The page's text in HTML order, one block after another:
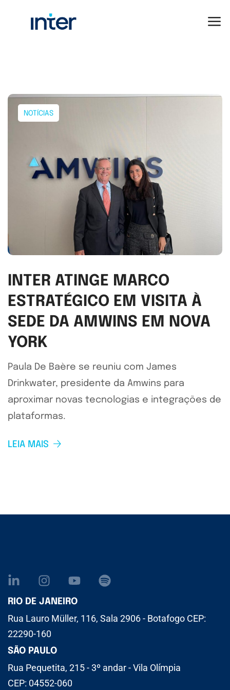
NOTÍCIAS
INTER ATINGE MARCO
ESTRATÉGICO EM VISITA À
SEDE DA AMWINS EM NOVA
YORK
Paula De Baère se reuniu com James
Drinkwater, presidente da Amwins para
aproximar novas tecnologias e integrações de
plataformas.
LEIA MAIS
RIO DE JANEIRO
Rua Lauro Müller, 116, Sala 2906 - Botafogo CEP:
22290-160
SÃO PAULO
Rua Pequetita, 215 - 3º andar - Vila Olímpia
CEP: 04552-060